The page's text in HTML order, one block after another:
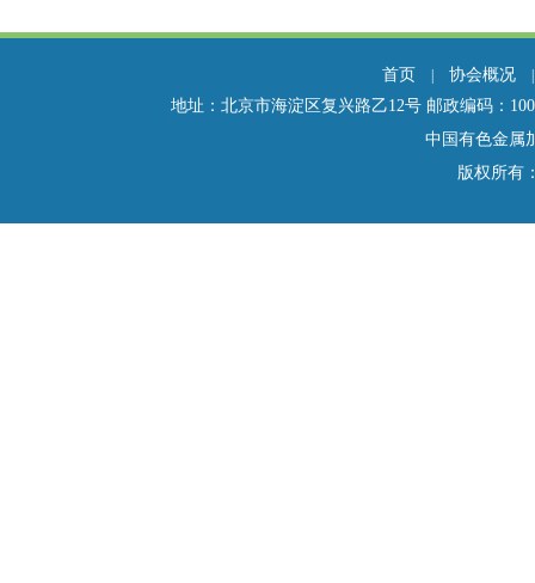
首页 协会概况
地址：北京市海淀区复兴路乙12号 邮政编码：
中国有色金属
版权所有